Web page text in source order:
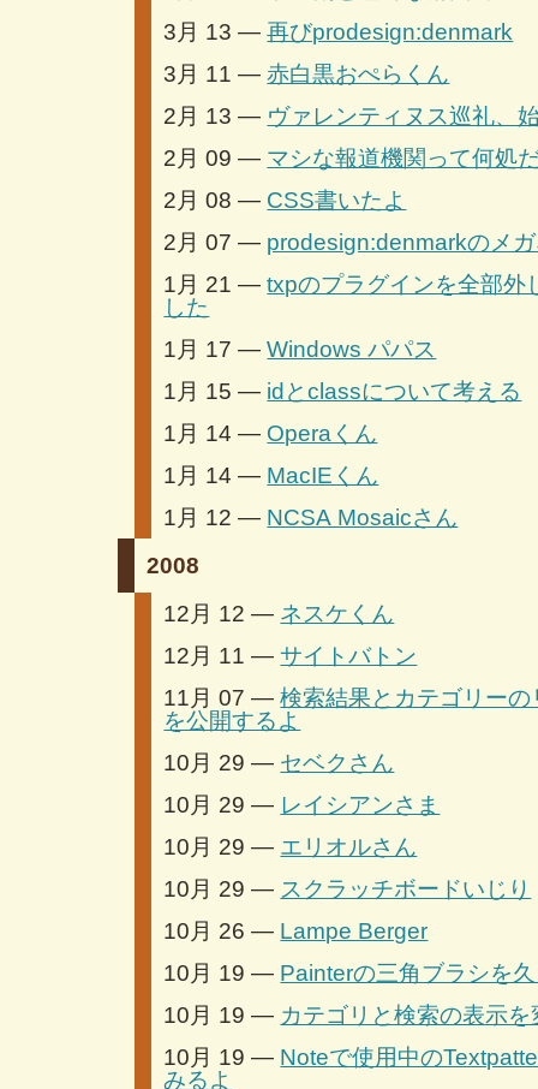
3月 13 —再びprodesign:denmark
3月 11 —赤白黒おぺらくん
2月 13 — ヴァレンティヌス巡礼、
2月 09 — マシな報道機関って何処
2月 08 — CSS書いたよ
2月 07 — prodesign:denmarkのメ
1月 21 —txpのプラグインを全部外
した
1月 17 —Windows パパス
1月 15 — idとclassについて考える
1月 14 — Operaくん
1月 14 — MacIEくん
1月 12 — NCSA Mosaicさん
2008
12月 12 — ネスケくん
12月 11 —サイトバトン
11月 07 —検索結果とカテゴリー
を公開するよ
10月 29 — セベクさん
10月 29 — レイシアンさま
10月 29 — エリオルさん
10月 29 — スクラッチボードいじり
10月 26 — Lampe Berger
10月 19 — Painterの三角ブラシを
10月 19 — カテゴリと検索の表示を
10月 19 — Noteで使用中の
みるよ